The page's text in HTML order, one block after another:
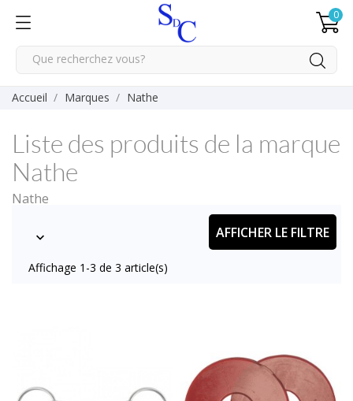
0
Accueil Marques Nathe
Liste des produits de la marque
Nathe
Nathe
 AFFICHER LE FILTRE
Affichage 1-3 de 3 article(s)